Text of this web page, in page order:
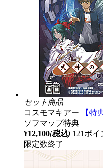
セット商品
コスモマキアー
【特
ソフマップ特典
¥12,100(税込) 121ポイ
限定数終了